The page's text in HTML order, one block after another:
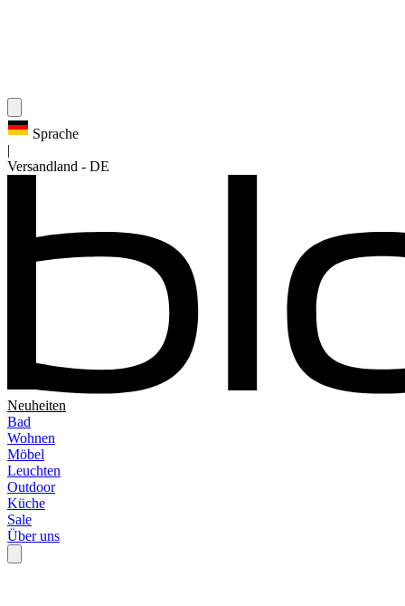
Sprache
Versandland - DE
Neuheiten
Bad
Wohnen
Möbel
Leuchten
Outdoor
Küche
Sale
Über uns